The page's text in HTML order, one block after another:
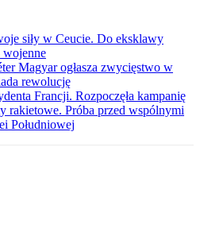
siły w Ceucie. Do eksklawy
wojenne
Magyar ogłasza zwycięstwo w
rewolucję
Francji. Rozpoczęła kampanię
rakietowe. Próba przed wspólnymi
Południowej